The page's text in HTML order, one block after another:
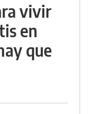
vivir
en
que